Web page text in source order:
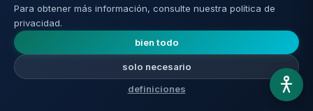
Leer más ←
¿Disfrutaron del sitio? Cuéntenle a sus amigos
Para obtener más información, consulte nuestra política de
privacidad.
bien todo
solo necesario
definiciones